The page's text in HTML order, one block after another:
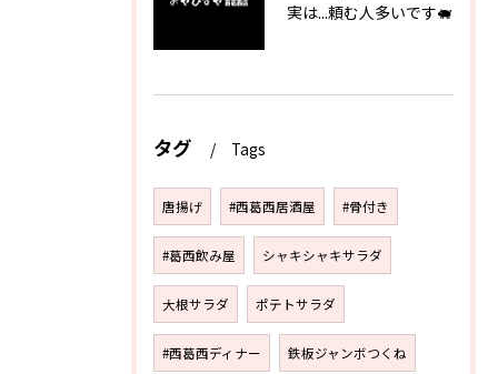
実は...頼む人多いです🐖
タグ Tags
唐揚げ #西葛西居酒屋 #骨付き
#葛西飲み屋 シャキシャキサラダ
大根サラダ ポテトサラダ
#西葛西ディナー 鉄板ジャンボつくね